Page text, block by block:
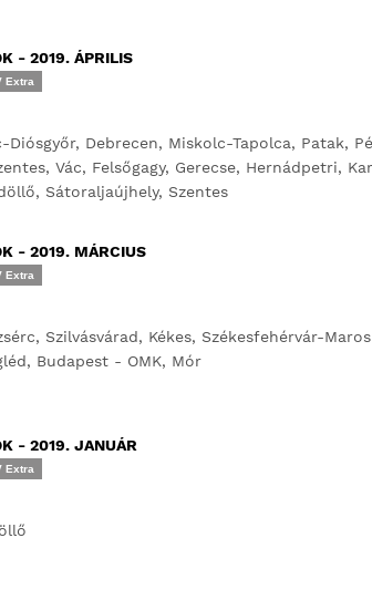
- 2019. ÁPRILIS
Extra
Diósgyőr, Debrecen, Miskolc-Tapolca, Patak,
Vác, Felsőgagy, Gerecse, Hernádpetri,
Sátoraljaújhely, Szentes
- 2019. MÁRCIUS
Extra
Szilvásvárad, Kékes, Székesfehérvár-
Budapest - OMK, Mór
- 2019. JANUÁR
Extra